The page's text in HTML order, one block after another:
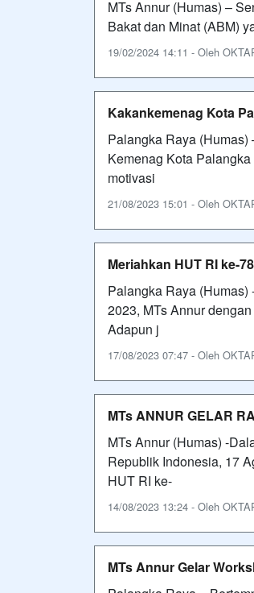
MTs Annur (Humas) –
Bakat dan Minat (ABM)
19/02/2024 14:11 - Oleh
Kakankemenag Kota
Palangka Raya
Kemenag Kota
motivasi
21/08/2023 15:01 - Oleh
Meriahkan HUT RI ke-
Palangka Raya (Humas)
2023, MTs Annur
Adapun j
17/08/2023 07:47 - Oleh
MTs ANNUR GELAR
MTs Annur (Humas) -
Republik Indonesia, 17
HUT RI ke-
14/08/2023 13:24 - Oleh
MTs Annur Gelar